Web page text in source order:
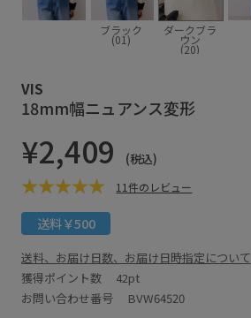
ブラック
(01)
ダークブラ
ウン
(20)
VIS
18mm幅ニュアンス変形
¥2,409 (税込)
11件のレビュー
送料￥500
送料、お届け日数、お届け日時指定について
獲得ポイント数 42pt
お問い合わせ番号 BVW64520